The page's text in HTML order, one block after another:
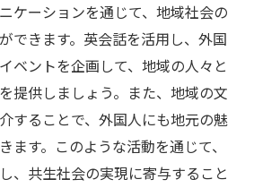
ケーションを通じて、地域社会の
できます。英会話を活用し、外国
ベントを企画して、地域の人々と
提供しましょう。また、地域の文
することで、外国人にも地元の魅
ます。このような活動を通じて、
、共生社会の実現に寄与すること